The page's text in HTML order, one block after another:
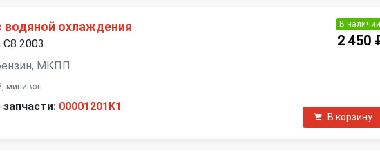
водяной охлаждения
2003
МКПП
минивэн
00001201K1
В наличии
2 450
В корзину